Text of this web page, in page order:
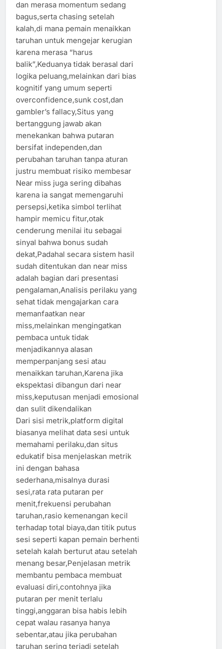
dan merasa momentum sedang
bagus,serta chasing setelah
kalah,di mana pemain menaikkan
taruhan untuk mengejar kerugian
karena merasa “harus
balik”,Keduanya tidak berasal dari
logika peluang,melainkan dari bias
kognitif yang umum seperti
overconfidence,sunk cost,dan
gambler’s fallacy,Situs yang
bertanggung jawab akan
menekankan bahwa putaran
bersifat independen,dan
perubahan taruhan tanpa aturan
justru membuat risiko membesar
Near miss juga sering dibahas
karena ia sangat memengaruhi
persepsi,ketika simbol terlihat
hampir memicu fitur,otak
cenderung menilai itu sebagai
sinyal bahwa bonus sudah
dekat,Padahal secara sistem hasil
sudah ditentukan dan near miss
adalah bagian dari presentasi
pengalaman,Analisis perilaku yang
sehat tidak mengajarkan cara
memanfaatkan near
miss,melainkan mengingatkan
pembaca untuk tidak
menjadikannya alasan
memperpanjang sesi atau
menaikkan taruhan,Karena jika
ekspektasi dibangun dari near
miss,keputusan menjadi emosional
dan sulit dikendalikan
Dari sisi metrik,platform digital
biasanya melihat data sesi untuk
memahami perilaku,dan situs
edukatif bisa menjelaskan metrik
ini dengan bahasa
sederhana,misalnya durasi
sesi,rata rata putaran per
menit,frekuensi perubahan
taruhan,rasio kemenangan kecil
terhadap total biaya,dan titik putus
sesi seperti kapan pemain berhenti
setelah kalah berturut atau setelah
menang besar,Penjelasan metrik
membantu pembaca membuat
evaluasi diri,contohnya jika
putaran per menit terlalu
tinggi,anggaran bisa habis lebih
cepat walau rasanya hanya
sebentar,atau jika perubahan
taruhan sering terjadi setelah